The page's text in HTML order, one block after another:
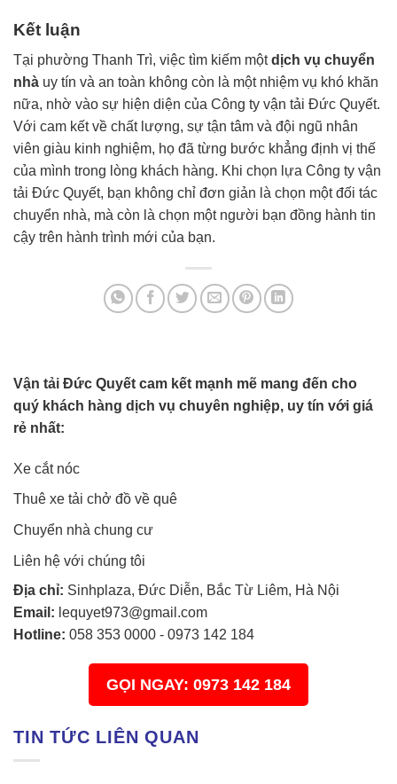
Kết luận
Tại phường Thanh Trì, việc tìm kiếm mộtdịch vụ chuyển
nhà uy tín và an toàn không còn là một nhiệm vụ khó khăn
nữa, nhờ vào sự hiện diện của Công ty vận tải Đức Quyết.
Với cam kết về chất lượng, sự tận tâm và đội ngũ nhân
viên giàu kinh nghiệm, họ đã từng bước khẳng định vị thế
của mình trong lòng khách hàng. Khi chọn lựa Công ty vận
tải Đức Quyết, bạn không chỉ đơn giản là chọn một đối tác
chuyển nhà, mà còn là chọn một người bạn đồng hành tin
cậy trên hành trình mới của bạn.
Vận tải Đức Quyết cam kết mạnh mẽ mang đến cho
quý khách hàng dịch vụ chuyên nghiệp, uy tín với giá
rẻ nhất:
Xe cắt nóc
Thuê xe tải chở đồ về quê
Chuyển nhà chung cư
Liên hệ với chúng tôi
Địa chỉ: Sinhplaza, Đức Diễn, Bắc Từ Liêm, Hà Nội
Email: lequyet973@gmail.com
Hotline: 058 353 0000 - 0973 142 184
GỌI NGAY: 0973 142 184
TIN TỨC LIÊN QUAN